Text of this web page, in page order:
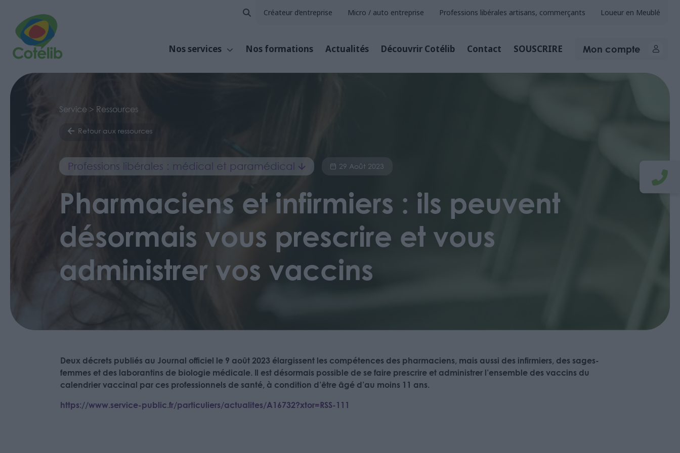
Créateur d’entreprise Micro / auto entreprise Professions libérales artisans, commerçants Loueur en Meublé
Nos services Nos formations Actualités Découvrir Cotélib Contact SOUSCRIRE Mon compte
Service > Ressources
Retour aux ressources
Professions libérales : médical et paramédical 29 Août 2023
Pharmaciens et infirmiers : ils peuvent
désormais vous prescrire et vous
administrer vos vaccins
Deux décrets publiés au Journal officiel le 9 août 2023 élargissent les compétences des pharmaciens, mais aussi des infirmiers, des sages-
femmes et des laborantins de biologie médicale. Il est désormais possible de se faire prescrire et administrer l’ensemble des vaccins du
calendrier vaccinal par ces professionnels de santé, à condition d’être âgé d’au moins 11 ans.
https://www.service-public.fr/particuliers/actualites/A16732?xtor=RSS-111